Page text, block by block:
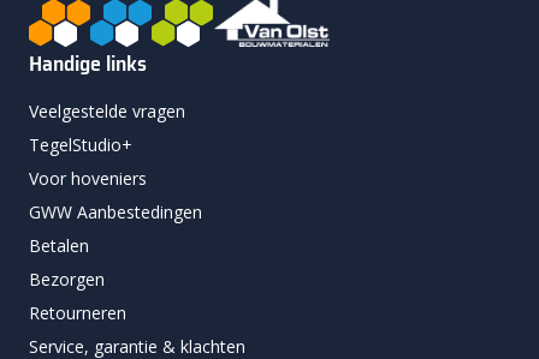
Handige links
Veelgestelde vragen
TegelStudio+
Voor hoveniers
GWW Aanbestedingen
Betalen
Bezorgen
Retourneren
Service, garantie & klachten